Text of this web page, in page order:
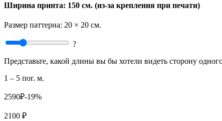
Ширина принта: 150 см. (из-за крепления при печати)
Размер паттерна: 20 × 20 см.
?
Представьте, какой длины вы бы хотели видеть сторону
1 – 5 пог. м.
2590₽-19%
2100 ₽